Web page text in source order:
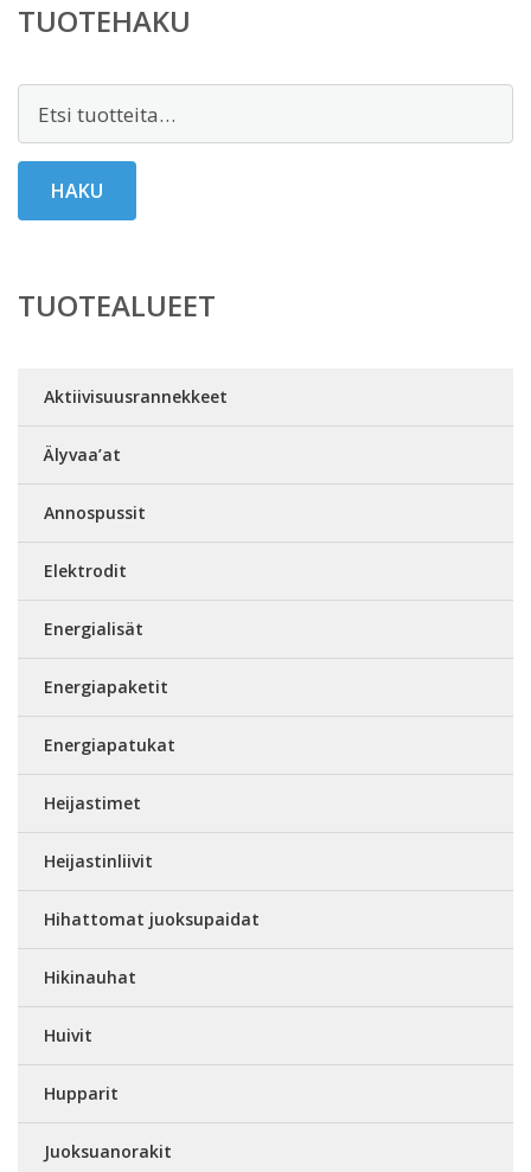
TUOTEHAKU
HAKU
TUOTEALUEET
Aktiivisuusrannekkeet
Älyvaa’at
Annospussit
Elektrodit
Energialisät
Energiapaketit
Energiapatukat
Heijastimet
Heijastinliivit
Hihattomat juoksupaidat
Hikinauhat
Huivit
Hupparit
Juoksuanorakit